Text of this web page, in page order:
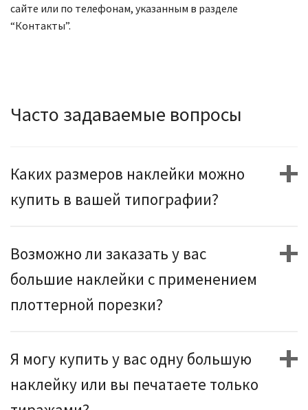
сайте или по телефонам, указанным в разделе
“Контакты”.
Часто задаваемые вопросы
Каких размеров наклейки можно
купить в вашей типографии?
Возможно ли заказать у вас
большие наклейки с применением
плоттерной порезки?
Я могу купить у вас одну большую
наклейку или вы печатаете только